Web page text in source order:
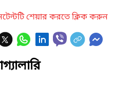
শেয়ার করতে ক্লিক করুন